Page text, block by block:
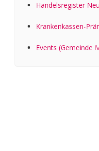
Handelsregister
Kranken­kassen-
Events (Gemeinde